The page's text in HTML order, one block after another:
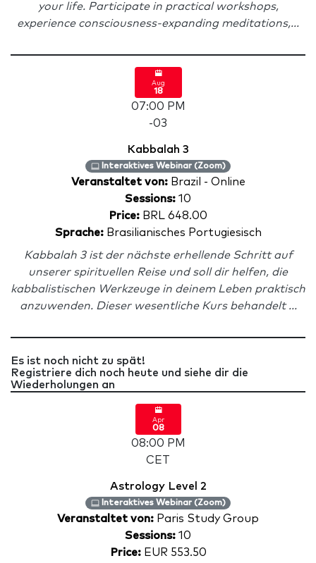
your life. Participate in practical workshops,
experience consciousness-expanding meditations,...
Aug
18
07:00 PM
-03
Kabbalah 3
Interaktives Webinar (Zoom)
Veranstaltet von: Brazil - Online
Sessions: 10
Price: BRL 648.00
Sprache:Brasilianisches Portugiesisch
Kabbalah 3 ist der nächste erhellende Schritt auf
unserer spirituellen Reise und soll dir helfen, die
kabbalistischen Werkzeuge in deinem Leben praktisch
anzuwenden. Dieser wesentliche Kurs behandelt ...
Es ist noch nicht zu spät!
Registriere dich noch heute und siehe dir die
Wiederholungen an
Apr
08
08:00 PM
CET
Astrology Level 2
Interaktives Webinar (Zoom)
Veranstaltet von: Paris Study Group
Sessions: 10
Price:EUR 553.50